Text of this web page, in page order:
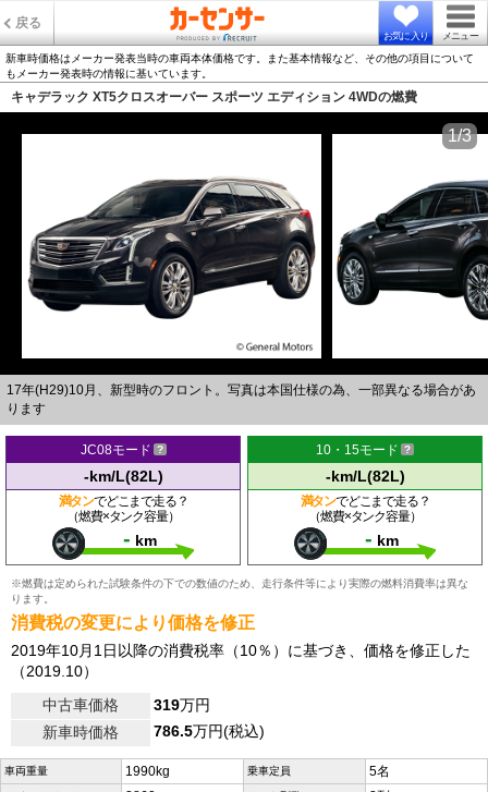
戻る
お気に入り メニュー
新車時価格はメーカー発表当時の車両本体価格です。また基本情報など、その他の項目について
もメーカー発表時の情報に基いています。
キャデラック XT5クロスオーバー スポーツ エディション 4WDの燃費
17年(H29)10月、新型時のフロント。写真は本国仕様の為、一部異なる場合があ
ります
1/3
JC08モード
-km/L(82L)
満タンでどこまで走る？
（燃費×タンク容量）
- km
10・15モード
-km/L(82L)
満タンでどこまで走る？
（燃費×タンク容量）
- km
※燃費は定められた試験条件の下での数値のため、走行条件等により実際の燃料消費率は異な
ります。
消費税の変更により価格を修正
2019年10月1日以降の消費税率（10％）に基づき、価格を修正した
（2019.10）
中古車価格
319万円
新車時価格
786.5万円(税込)
車両重量 1990kg 乗車定員 5名